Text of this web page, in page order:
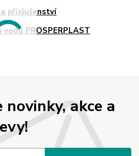
příslušenství
vodu PROSPERPLAST
akce a